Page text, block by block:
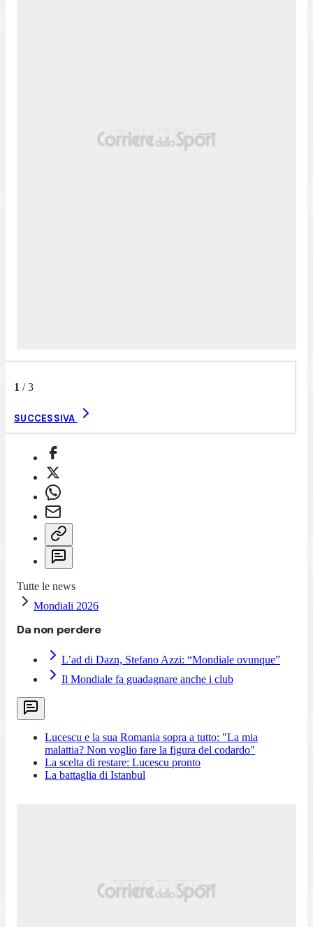
1 /3
SUCCESSIVA
Tutte le news
Mondiali 2026
Da non perdere
L’ad di Dazn, Stefano Azzi: “Mondiale ovunque”
Il Mondiale fa guadagnare anche i club
Lucescu e la sua Romania sopra a tutto: "La mia
malattia? Non voglio fare la figura del codardo"
La scelta di restare: Lucescu pronto
La battaglia di Istanbul